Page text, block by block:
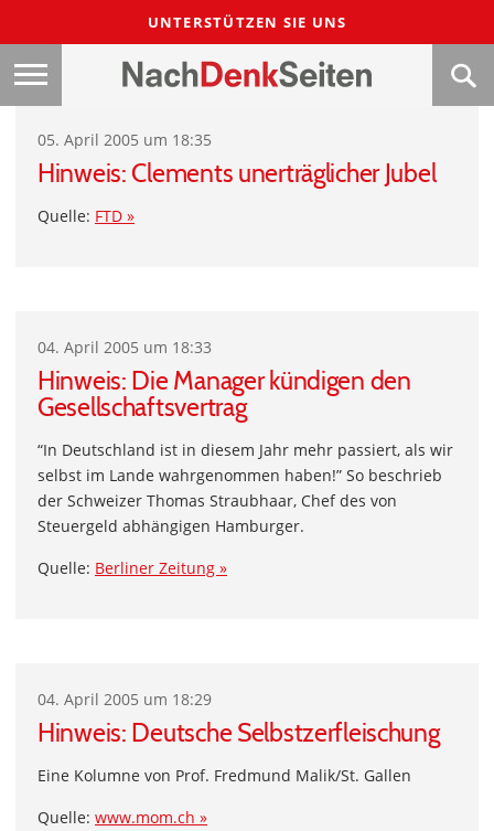
UNTERSTÜTZEN SIE UNS
05. April 2005 um 18:35
Hinweis: Clements unerträglicher Jubel
Quelle: FTD »
04. April 2005 um 18:33
Hinweis: Die Manager kündigen den
Gesellschaftsvertrag
“In Deutschland ist in diesem Jahr mehr passiert, als wir
selbst im Lande wahrgenommen haben!” So beschrieb
der Schweizer Thomas Straubhaar, Chef des von
Steuergeld abhängigen Hamburger.
Quelle: Berliner Zeitung »
04. April 2005 um 18:29
Hinweis: Deutsche Selbstzerfleischung
Eine Kolumne von Prof. Fredmund Malik/St. Gallen
Quelle: www.mom.ch »